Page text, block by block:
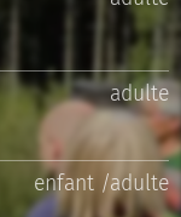
adulte
enfant /adulte